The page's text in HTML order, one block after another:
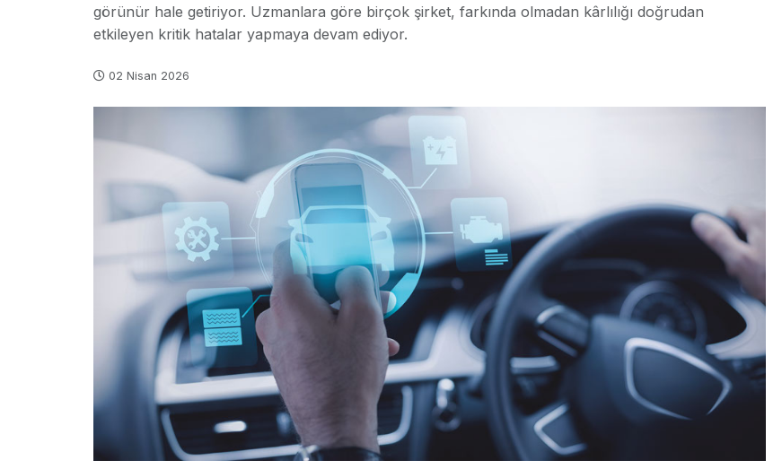
görünür hale getiriyor. Uzmanlara göre birçok şirket, farkında olmadan kârlılığı doğrudan
etkileyen kritik hatalar yapmaya devam ediyor.
02 Nisan 2026